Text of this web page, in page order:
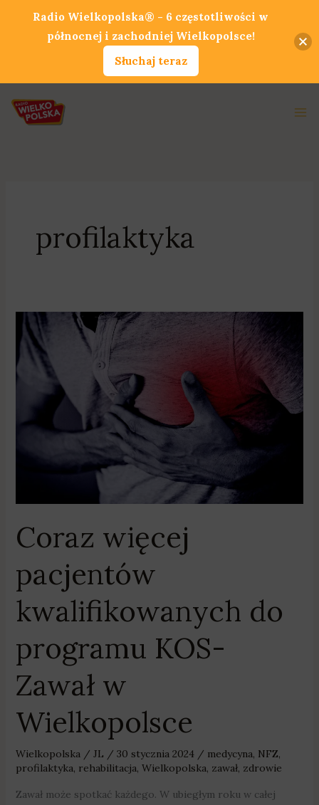
profilaktyka
Coraz więcej
pacjentów
kwalifikowanych do
programu KOS-
Zawał w
Wielkopolsce
Wielkopolska/ JL / 30 stycznia 2024 / medycyna, NFZ,
profilaktyka, rehabilitacja, Wielkopolska, zawał, zdrowie
Zawał może spotkać każdego. W ubiegłym roku w całej
Coraz
więcej
pacjentów
kwalifikowanych
programu
KOS-
Radio Wielkopolska® - 6 częstotliwości w
północnej i zachodniej Wielkopolsce!
Słuchaj teraz